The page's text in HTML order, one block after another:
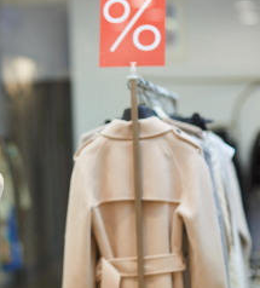
para no quedarte
en tu cesta